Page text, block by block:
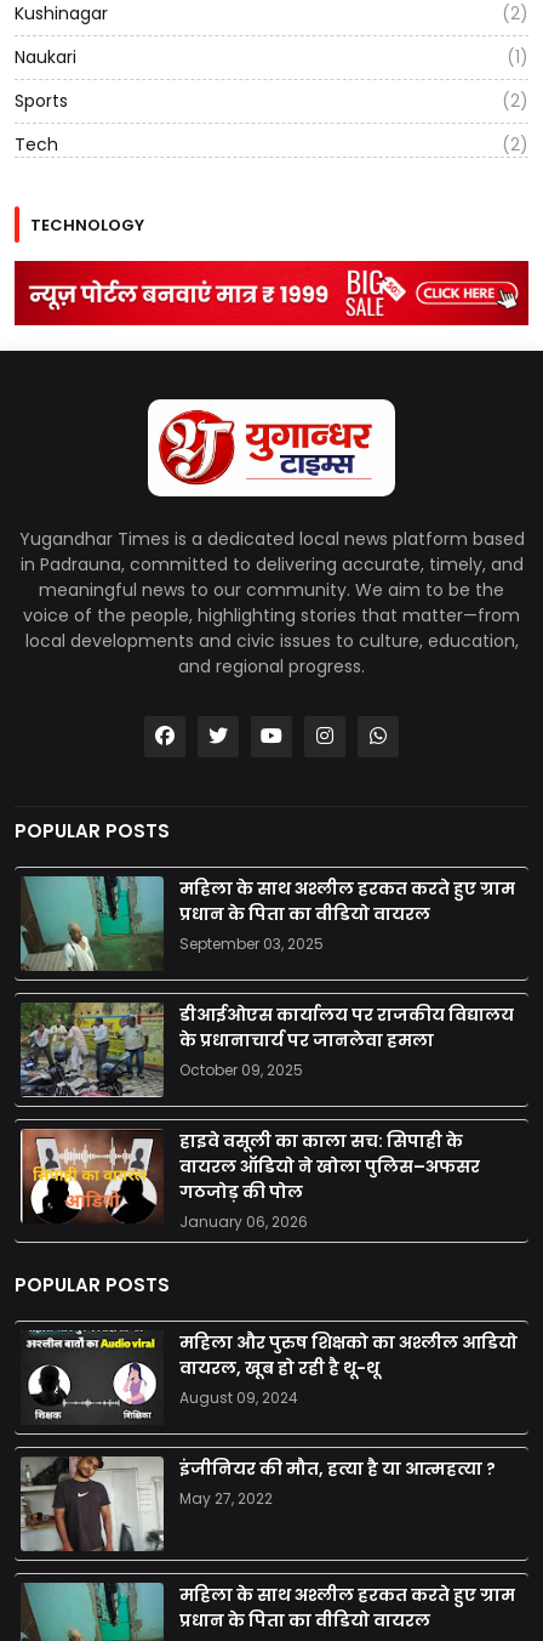
Kushinagar
(2)
Naukari
(1)
Sports
(2)
Tech
(2)
TECHNOLOGY
Yugandhar Times is a dedicated local news platform based
in Padrauna, committed to delivering accurate, timely, and
meaningful news to our community. We aim to be the
voice of the people, highlighting stories that matter—from
local developments and civic issues to culture, education,
and regional progress.
POPULAR POSTS
महिला के साथ अश्लील हरकत करते हुए ग्राम
प्रधान के पिता का वीडियो वायरल
September 03, 2025
डीआईओएस कार्यालय पर राजकीय विद्यालय
के प्रधानाचार्य पर जानलेवा हमला
October 09, 2025
हाइवे वसूली का काला सच: सिपाही के
वायरल ऑडियो ने खोला पुलिस–अफसर
गठजोड़ की पोल
January 06, 2026
POPULAR POSTS
महिला और पुरुष शिक्षको का अश्लील आडियो
वायरल, खूब हो रही है थू-थू
August 09, 2024
इंजीनियर की मौत, हत्या है या आत्महत्या ?
May 27, 2022
महिला के साथ अश्लील हरकत करते हुए ग्राम
प्रधान के पिता का वीडियो वायरल